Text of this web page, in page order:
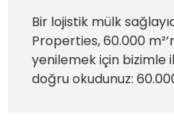
Bir lojistik mülk
Properties, 60.000
yenilemek için bizimle
doğru okudunuz: